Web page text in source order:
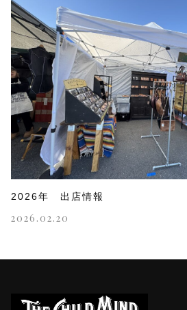
2026年 出店情報
2026.02.20